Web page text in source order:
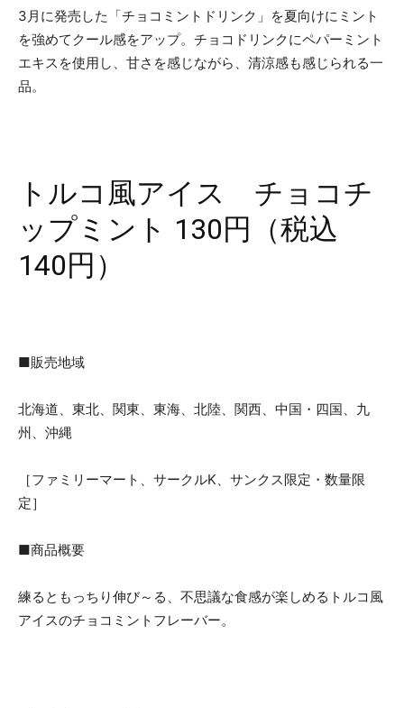
3月に発売した「チョコミントドリンク」を夏向けにミント
を強めてクール感をアップ。チョコドリンクにペパーミント
エキスを使用し、甘さを感じながら、清涼感も感じられる一
品。
トルコ風アイス チョコチ
ップミント 130円（税込
140円）
■販売地域
北海道、東北、関東、東海、北陸、関西、中国・四国、九
州、沖縄
［ファミリーマート、サークルK、サンクス限定・数量限
定］
■商品概要
練るともっちり伸び～る、不思議な食感が楽しめるトルコ風
アイスのチョコミントフレーバー。